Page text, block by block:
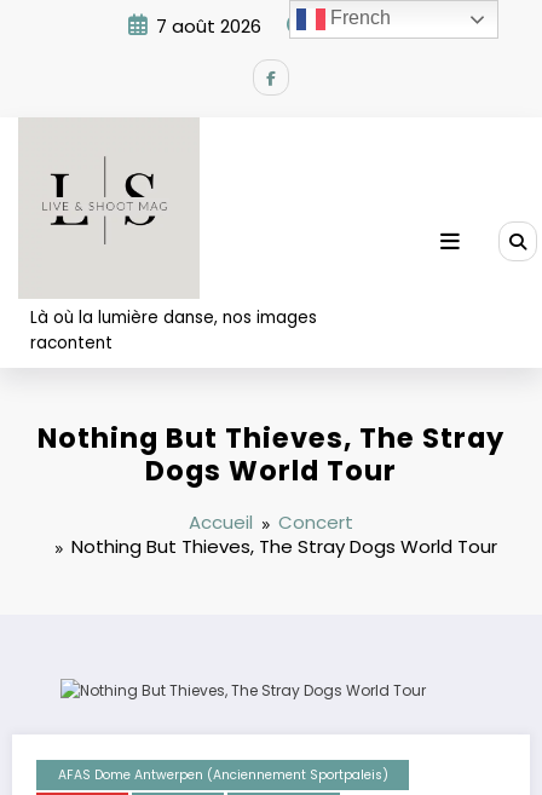
7 août 2026 10:26:42 PM
Là où la lumière danse, nos images
racontent
Nothing But Thieves, The Stray
Dogs World Tour
Accueil
Concert
Nothing But Thieves, The Stray Dogs World Tour
AFAS Dome Antwerpen (anciennement Sportpaleis)
French